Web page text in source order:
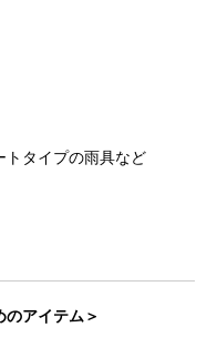
トタイプの雨具など
アイテム＞